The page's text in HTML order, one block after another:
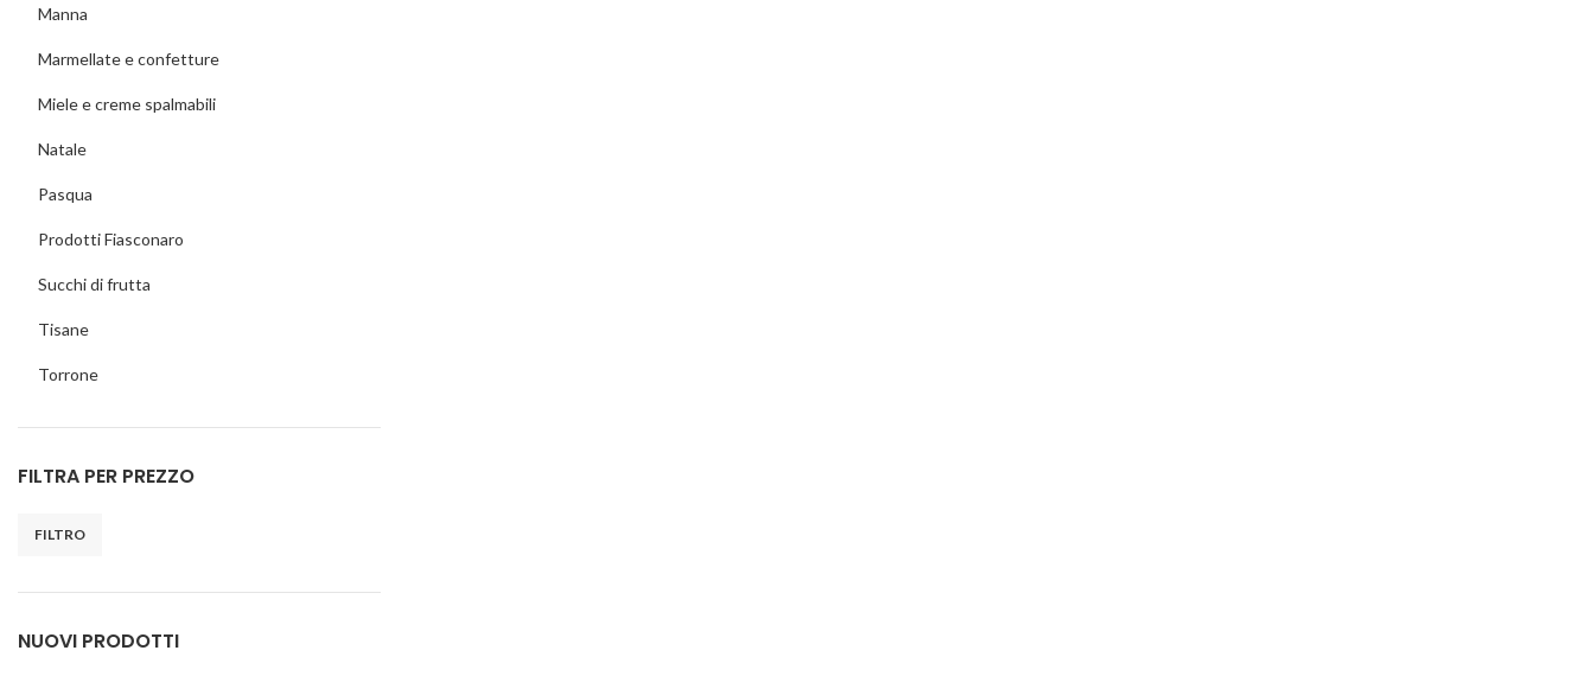
Manna
Marmellate e confetture
Miele e creme spalmabili
Natale
Pasqua
Prodotti Fiasconaro
Succhi di frutta
Tisane
Torrone
FILTRA PER PREZZO
FILTRO
NUOVI PRODOTTI